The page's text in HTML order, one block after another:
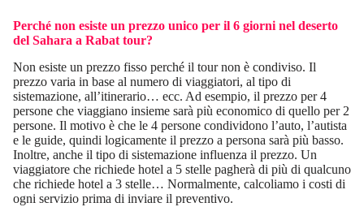
Perché non esiste un prezzo unico per il 6 giorni nel deserto
del Sahara a Rabat tour?
Non esiste un prezzo fisso perché il tour non è condiviso. Il
prezzo varia in base al numero di viaggiatori, al tipo di
sistemazione, all’itinerario… ecc. Ad esempio, il prezzo per 4
persone che viaggiano insieme sarà più economico di quello per 2
persone. Il motivo è che le 4 persone condividono l’auto, l’autista
e le guide, quindi logicamente il prezzo a persona sarà più basso.
Inoltre, anche il tipo di sistemazione influenza il prezzo. Un
viaggiatore che richiede hotel a 5 stelle pagherà di più di qualcuno
che richiede hotel a 3 stelle… Normalmente, calcoliamo i costi di
ogni servizio prima di inviare il preventivo.